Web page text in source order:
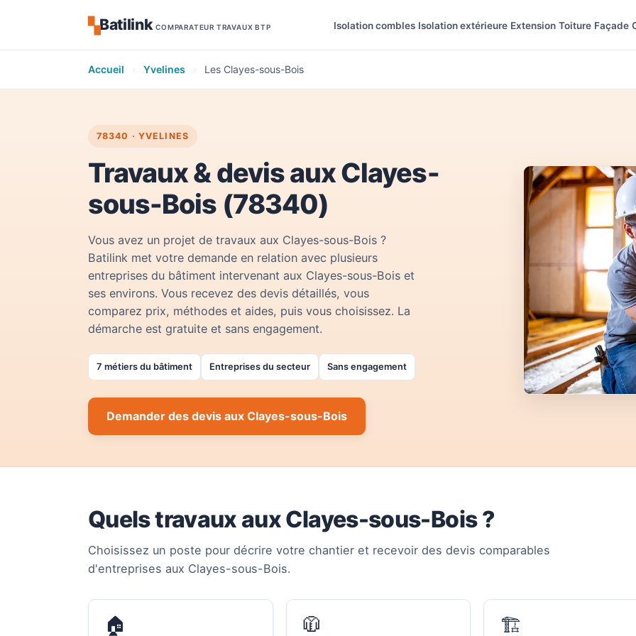
▚Batilink COMPARATEUR TRAVAUX BTP Isolation combles Isolation extérieure Extension Toiture Façade
Accueil › Yvelines › Les Clayes-sous-Bois
78340 · YVELINES
Travaux & devis aux Clayes-
sous-Bois (78340)
Vous avez un projet de travaux aux Clayes-sous-Bois ?
Batilink met votre demande en relation avec plusieurs
entreprises du bâtiment intervenant aux Clayes-sous-Bois et
ses environs. Vous recevez des devis détaillés, vous
comparez prix, méthodes et aides, puis vous choisissez. La
démarche est gratuite et sans engagement.
7 métiers du bâtiment Entreprises du secteur Sans engagement
Demander des devis aux Clayes-sous-Bois
Quels travaux aux Clayes-sous-Bois ?
Choisissez un poste pour décrire votre chantier et recevoir des devis comparables
d'entreprises aux Clayes-sous-Bois.
🏠 🧥 🏗️